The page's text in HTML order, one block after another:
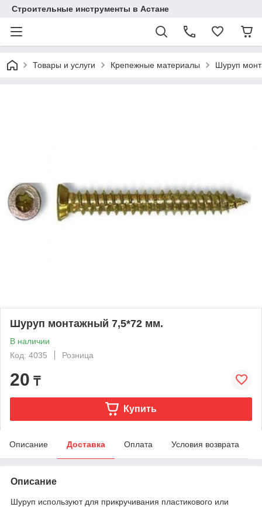
Строительные инструменты в Астане
Товары и услуги Крепежные материалы Шуруп
Шуруп монтажный 7,5*72 мм.
В наличии
Код: 4035
Розница
20 ₸
Купить
Описание Доставка Оплата Условия возврата
Описание
Шуруп используют для прикручивания пластикового или